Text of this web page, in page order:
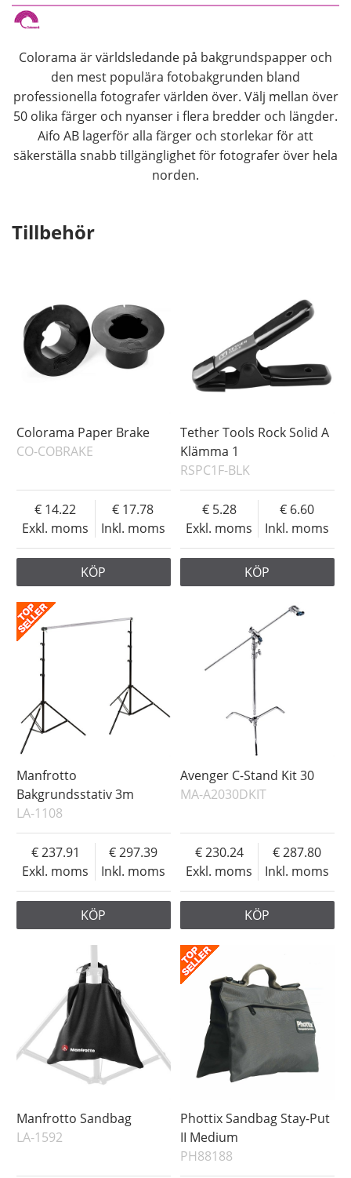
Colorama är världsledande på bakgrundspapper och
den mest populära fotobakgrunden bland
professionella fotografer världen över. Välj mellan över
50 olika färger och nyanser i flera bredder och längder.
Aifo AB lagerför alla färger och storlekar för att
säkerställa snabb tillgänglighet för fotografer över hela
norden.
Tillbehör
Colorama Paper Brake
CO-COBRAKE
Exkl. moms
14.22
Inkl. moms
17.78
KÖP
Tether Tools Rock Solid A
Klämma 1
RSPC1F-BLK
Exkl. moms
5.28
Inkl. moms
6.60
KÖP
Manfrotto
Bakgrundsstativ 3m
LA-1108
Exkl. moms
237.91
Inkl. moms
297.39
KÖP
Avenger C-Stand Kit 30
MA-A2030DKIT
Exkl. moms
230.24
Inkl. moms
287.80
KÖP
Manfrotto Sandbag
LA-1592
Phottix Sandbag Stay-Put
II Medium
PH88188